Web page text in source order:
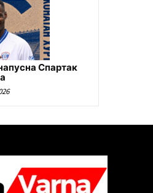
Спартак